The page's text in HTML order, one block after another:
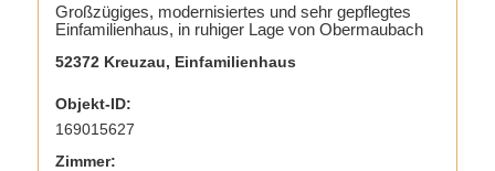
Großzügiges, modernisiertes und sehr gepflegtes
Einfamilienhaus, in ruhiger Lage von Obermaubach
52372 Kreuzau, Einfamilienhaus
Objekt-ID:
169015627
Zimmer: